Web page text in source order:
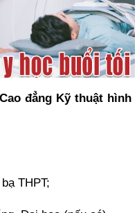
đẳng Kỹ thuật hình
THPT;